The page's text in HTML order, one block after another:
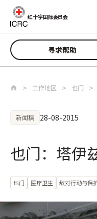
跳至主要内容
红十字国际委员会
寻求帮助
工作地区 也门
新闻稿 28-08-2015
也门：塔伊
也门 医疗卫生 敌对行动与保